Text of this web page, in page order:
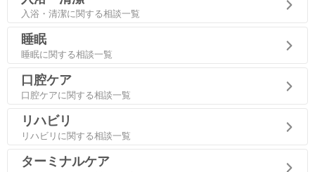
入浴・清潔に関する相談一覧
睡眠
睡眠に関する相談一覧
口腔ケア
口腔ケアに関する相談一覧
リハビリ
リハビリに関する相談一覧
ターミナルケア